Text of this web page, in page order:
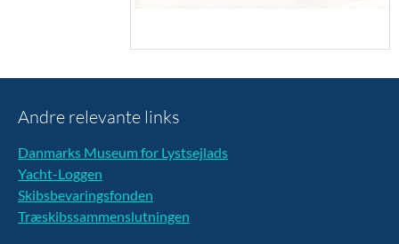
Andre relevante links
Danmarks Museum for Lystsejlads
Yacht-Loggen
Skibsbevaringsfonden
Træskibssammenslutningen